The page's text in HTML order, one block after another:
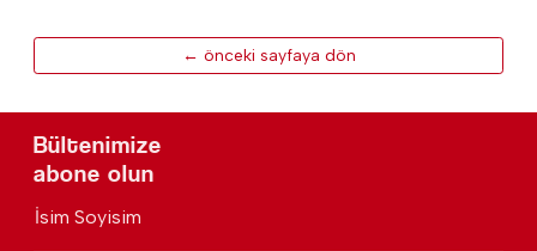
← önceki sayfaya dön
Bültenimize
abone olun
İsim Soyisim